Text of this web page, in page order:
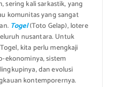
sering kali sarkastik, yang
komunitas yang sangat
Togel(Toto Gelap), lotere
nusantara. Untuk
kita perlu mengkaji
ekonominya, sistem
dan evolusi
kontemporernya.